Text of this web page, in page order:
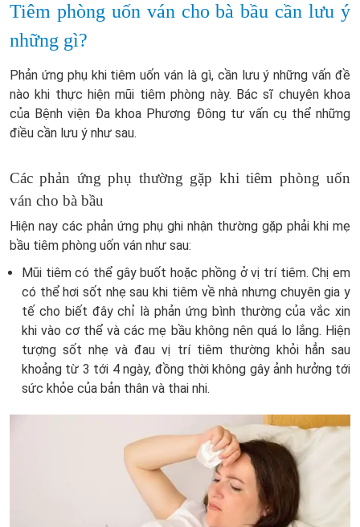
Tiêm phòng uốn ván cho bà bầu cần lưu ý
những gì?
Phản ứng phụ khi tiêm uốn ván là gì, cần lưu ý những vấn đề
nào khi thực hiện mũi tiêm phòng này. Bác sĩ chuyên khoa
của Bệnh viện Đa khoa Phương Đông tư vấn cụ thể những
điều cần lưu ý như sau.
Các phản ứng phụ thường gặp khi tiêm phòng uốn
ván cho bà bầu
Hiện nay các phản ứng phụ ghi nhận thường gặp phải khi mẹ
bầu tiêm phòng uốn ván như sau:
Mũi tiêm có thể gây buốt hoặc phồng ở vị trí tiêm. Chị em
có thể hơi sốt nhẹ sau khi tiêm về nhà nhưng chuyên gia y
tế cho biết đây chỉ là phản ứng bình thường của vắc xin
khi vào cơ thể và các mẹ bầu không nên quá lo lắng. Hiện
tượng sốt nhẹ và đau vị trí tiêm thường khỏi hẳn sau
khoảng từ 3 tới 4 ngày, đồng thời không gây ảnh hưởng tới
sức khỏe của bản thân và thai nhi.